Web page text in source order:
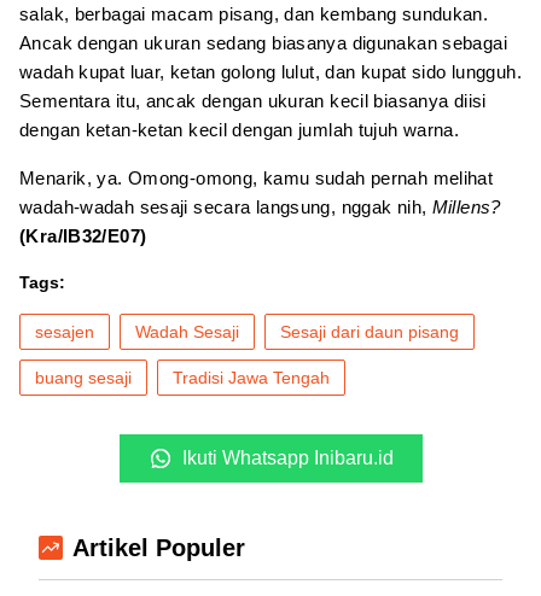
salak, berbagai macam pisang, dan kembang sundukan.
Ancak dengan ukuran sedang biasanya digunakan sebagai
wadah kupat luar, ketan golong lulut, dan kupat sido lungguh.
Sementara itu, ancak dengan ukuran kecil biasanya diisi
dengan ketan-ketan kecil dengan jumlah tujuh warna.
Menarik, ya. Omong-omong, kamu sudah pernah melihat
wadah-wadah sesaji secara langsung, nggak nih, Millens?
(Kra/IB32/E07)
Tags:
sesajen Wadah Sesaji Sesaji dari daun pisang
buang sesaji Tradisi Jawa Tengah
Ikuti Whatsapp Inibaru.id
Artikel Populer